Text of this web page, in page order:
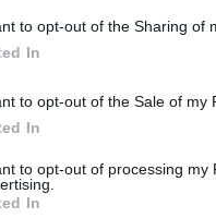
to opt-out of the Sharing of
In
to opt-out of the Sale of my
In
to opt-out of processing my
In